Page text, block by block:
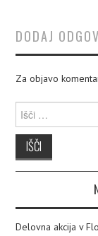
DODAJ
Za objavo
Išči:
Delovna akcija v